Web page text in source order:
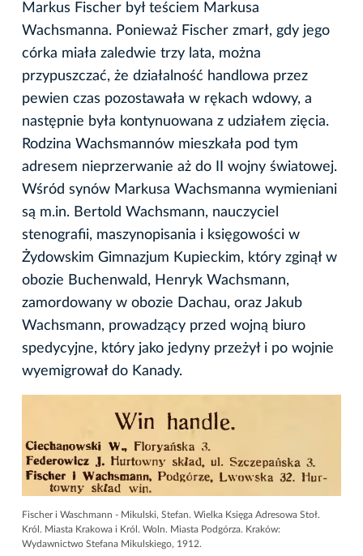
Markus Fischer był teściem Markusa
Wachsmanna. Ponieważ Fischer zmarł, gdy jego
córka miała zaledwie trzy lata, można
przypuszczać, że działalność handlowa przez
pewien czas pozostawała w rękach wdowy, a
następnie była kontynuowana z udziałem zięcia.
Rodzina Wachsmannów mieszkała pod tym
adresem nieprzerwanie aż do II wojny światowej.
Wśród synów Markusa Wachsmanna wymieniani
są m.in. Bertold Wachsmann, nauczyciel
stenografii, maszynopisania i księgowości w
Żydowskim Gimnazjum Kupieckim, który zginął w
obozie Buchenwald, Henryk Wachsmann,
zamordowany w obozie Dachau, oraz Jakub
Wachsmann, prowadzący przed wojną biuro
spedycyjne, który jako jedyny przeżył i po wojnie
wyemigrował do Kanady.
Fischer i Waschmann - Mikulski, Stefan. Wielka Księga Adresowa Stoł.
Król. Miasta Krakowa i Król. Woln. Miasta Podgórza. Kraków:
Wydawnictwo Stefana Mikulskiego, 1912.